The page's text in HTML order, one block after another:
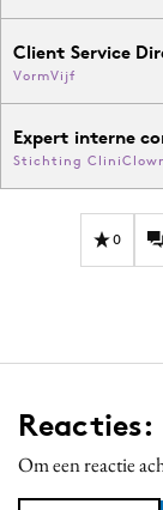
Client Service
VormVijf
Expert interne
Stichting
0
Reacties:
Om een reactie